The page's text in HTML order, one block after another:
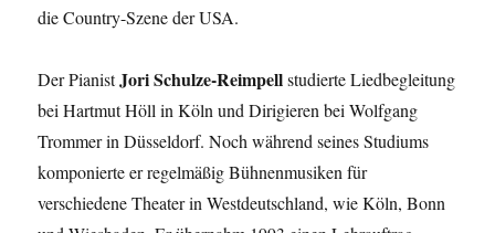
die Country-Szene der USA.
Der PianistJori Schulze-Reimpellstudierte Liedbegleitung
bei Hartmut Höll in Köln und Dirigieren bei Wolfgang
Trommer in Düsseldorf. Noch während seines Studiums
komponierte er regelmäßig Bühnenmusiken für
verschiedene Theater in Westdeutschland, wie Köln, Bonn